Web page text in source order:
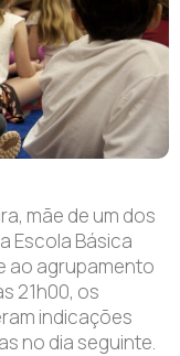
mãe de um dos
Escola Básica
ao agrupamento
21h00, os
indicações
no dia seguinte.